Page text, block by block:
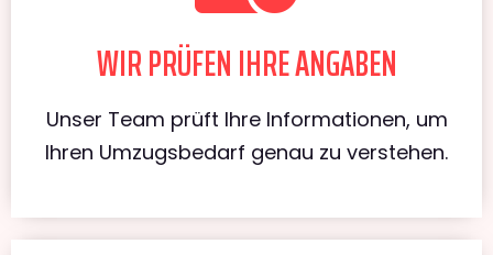
WIR PRÜFEN IHRE ANGABEN
Unser Team prüft Ihre Informationen, um
Ihren Umzugsbedarf genau zu verstehen.